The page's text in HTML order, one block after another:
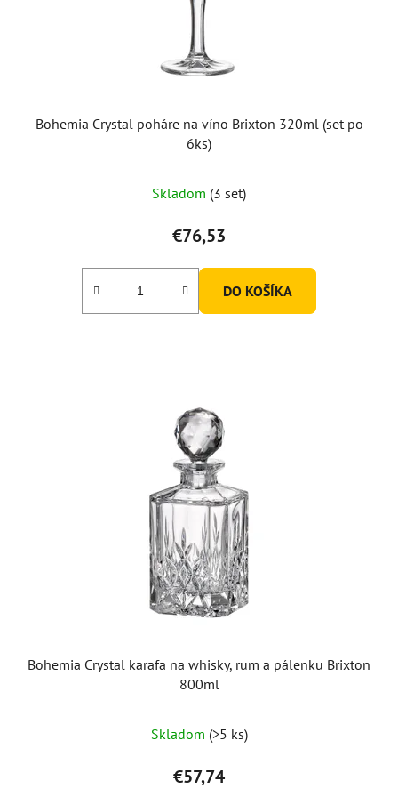
Bohemia Crystal poháre na víno Brixton 320ml (set po
6ks)
Skladom (3 set)
€76,53
DO KOŠÍKA
Bohemia Crystal karafa na whisky, rum a pálenku Brixton
800ml
hodnotenie
produktu
je
Skladom (>5 ks)
€57,74